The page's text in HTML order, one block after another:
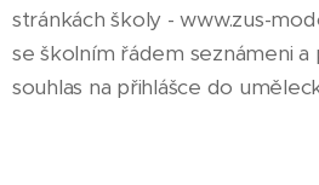
stránkách školy - www.zus-
se školním řádem seznámeni a
souhlas na přihlášce do